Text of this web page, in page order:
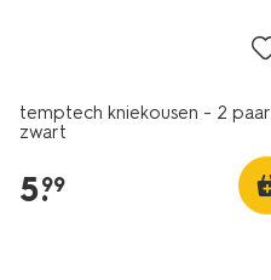
temptech kniekousen - 2 paar
zwart
5.
99